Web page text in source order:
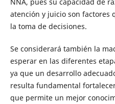
atención y juicio son factores
la toma de decisiones.
Se considerará también la
esperar en las diferentes
ya que un desarrollo
resulta fundamental
que permite un mejor